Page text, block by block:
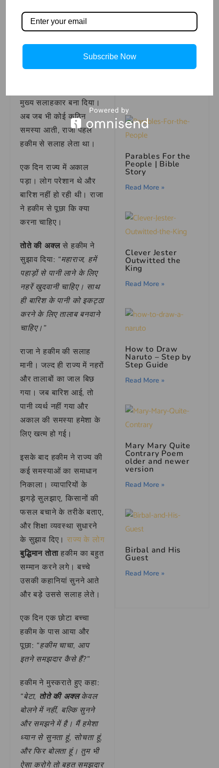
राजा हारून को बधाई का
संदेश भेजा और दोनों राज्यों
मुख्य सलाहकार बना दिया।
अब जब भी कोई कठिन
समस्या आती, राजा पहले
हकीम से सलाह लेता था।
एक दिन राज्य में अकाल
पड़ा। लोग परेशान थे और
बारिश नहीं हो रही थी। राजा
ने हकीम से पूछा कि क्या
करना चाहिए।
तोते की अक्लसे हकीम ने
सुझाव दिया: “महाराज, हमें
पहाड़ों से पानी लाने के लिए
नहरें खुदवानी चाहिए। साथ
ही बारिश के पानी को इकट्ठा
करने के लिए तालाब बनवाने
चाहिए।”
राजा ने हकीम की सलाह
मानी। जल्द ही राज्य में नहरों
और तालाबों का जाल बिछ
गया। जब बारिश आई, तो
पानी व्यर्थ नहीं गया और
अकाल की समस्या हमेशा के
लिए खत्म हो गई।
इसके बाद हकीम ने राज्य की
कई समस्याओं का समाधान
निकाला। व्यापारियों के
झगड़े सुलझाए, किसानों की
फसल बचाने के तरीके बताए,
और शिक्षा व्यवस्था सुधारने
के सुझाव दिए। राज्य के लोग
बुद्धिमान तोताहकीम का बहुत
सम्मान करने लगे। बच्चे
उसकी कहानियां सुनने आते
और बड़े उससे सलाह लेते।
एक दिन एक छोटा बच्चा
हकीम के पास आया और
पूछा: “हकीम चाचा, आप
इतने समझदार कैसे हैं?”
हकीम ने मुस्कराते हुए कहा:
“बेटा, तोते की अक्लकेवल
बोलने में नहीं, बल्कि सुनने
और समझने में है। मैं हमेशा
ध्यान से सुनता हूं, सोचता हूं,
और फिर बोलता हूं। तुम भी
ऐसा करोगे तो बहुत समझदार
Read More »
How to Draw a
Sunflower – Step
Parables For the
People | Bible
Story
Read More »
Clever Jester
Outwitted the
King
Read More »
How to Draw
Naruto – Step by
Step Guide
Read More »
Mary Mary Quite
Contrary Poem
older and newer
version
Read More »
Birbal and His
Guest
Read More »
Subscribe Now